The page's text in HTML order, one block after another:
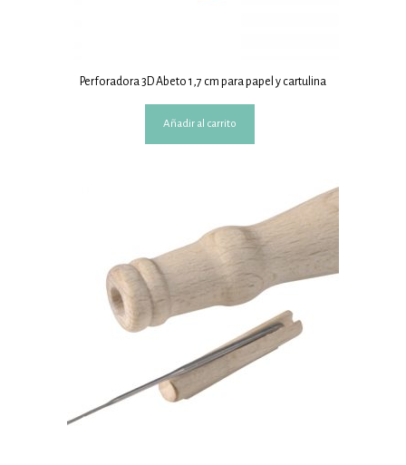
Perforadora 3D Abeto 1,7 cm para papel y cartulina
Añadir al carrito